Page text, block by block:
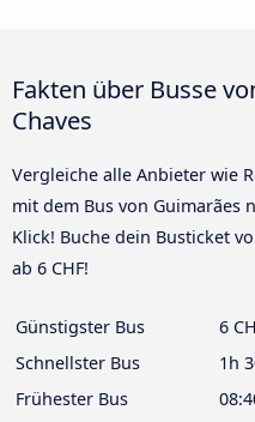
Fakten über Busse
Chaves
Vergleiche alle Anbieter wie
mit dem Bus von Guimarães
Klick! Buche dein Busticket
ab 6 CHF!
Günstigster Bus
6
Schnellster Bus
1h
Frühester Bus